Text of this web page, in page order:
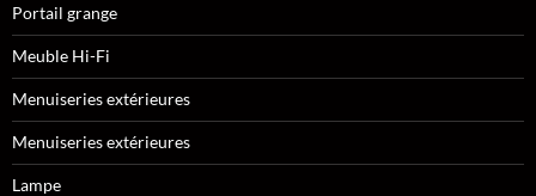
Portail grange
Meuble Hi-Fi
Menuiseries extérieures
Menuiseries extérieures
Lampe